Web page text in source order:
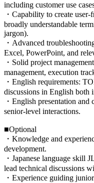
including customer use
・Capability to create
broadly understandable
jargon).
・Advanced
Excel, PowerPoint, and
・Solid project
management, execution
・English requirements:
discussions in English both
・English presentation
senior‑level interactions.
■Optional
・Knowledge and
development.
・Japanese language skill
lead technical discussions
・Experience guiding